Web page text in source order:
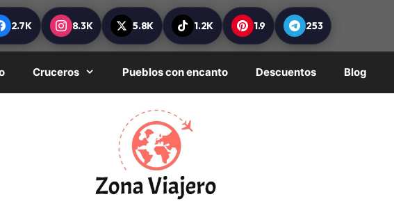
2.7K 8.3K 5.8K 1.2K 1.9 253
Cruceros Pueblos con encanto Descuentos Blog